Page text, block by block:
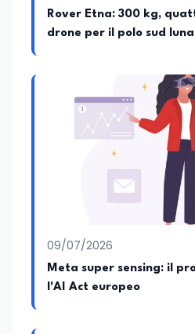
mantenere uno
accessibile e
interesse che lo
cimentarsi nella
Rover Etna: 300 kg,
drone per il polo sud
09/07/2026
Meta super sensing: il
l'AI Act europeo